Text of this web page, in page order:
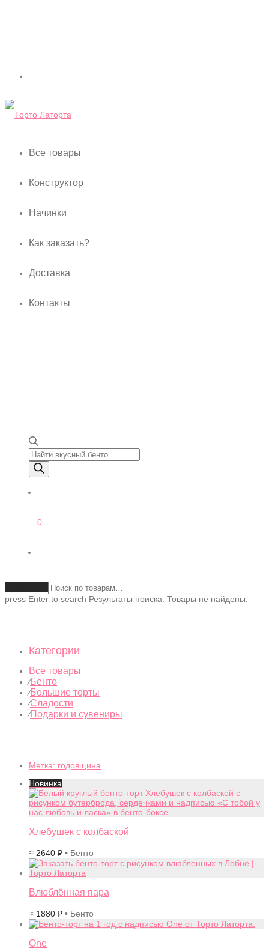
Все товары
Конструктор
Начинки
Как заказать?
Доставка
Контакты
Поиск товаров
0
press Enter to search Результаты поиска: Товары не найдены.
Категории
Все товары
⁄Бенто
⁄Большие торты
⁄Сладости
⁄Подарки и сувениры
Метка: годовщина
Новинка
Хлебушек с колбаской
≈ 2640 ₽ • Бенто
Влюблённая пара
≈ 1880 ₽ • Бенто
One